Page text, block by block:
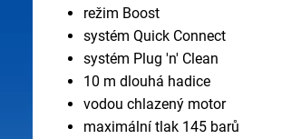
režim Boost
systém Quick Connect
systém Plug 'n' Clean
10 m dlouhá hadice
vodou chlazený motor
maximální tlak 145 barů